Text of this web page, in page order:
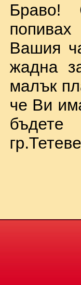
Браво!
Вашия
жадна
малък
че Ви